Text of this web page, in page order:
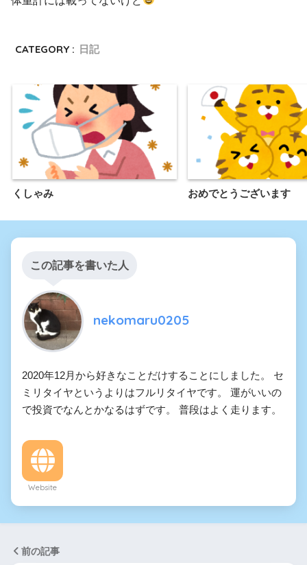
CATEGORY : 日記
くしゃみ おめでとうございます
この記事を書いた人
nekomaru0205
2020年12月から好きなことだけすることにしました。 セ
ミリタイヤというよりはフルリタイヤです。 運がいいの
で投資でなんとかなるはずです。 普段はよく走ります。
Website
前の記事